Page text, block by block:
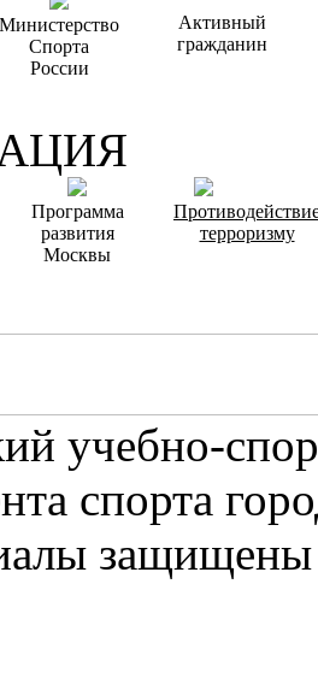
Министерство
Спорта
России
Активный
гражданин
Программа
развития
Москвы
терроризму
учебно-
спорта